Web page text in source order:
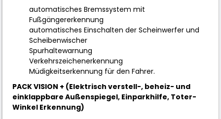
automatisches Bremssystem mit
Fußgängererkennung
automatisches Einschalten der Scheinwerfer und
Scheibenwischer
Spurhaltewarnung
Verkehrszeichenerkennung
Müdigkeitserkennung für den Fahrer.
PACK VISION + (Elektrisch verstell-, beheiz- und
einklappbare Außenspiegel, Einparkhilfe, Toter-
Winkel Erkennung)